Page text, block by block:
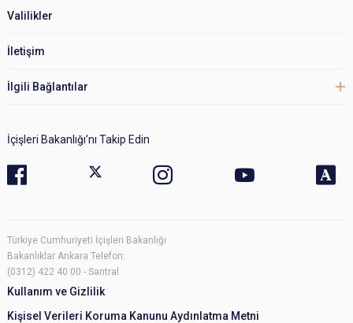
Valilikler
İletişim
İlgili Bağlantılar
İçişleri Bakanlığı’nı Takip Edin
Türkiye Cumhuriyeti İçişleri Bakanlığı
Bakanlıklar Ankara Telefon:
(0312) 422 40 00 - Santral
Kullanım ve Gizlilik
Kişisel Verileri Koruma Kanunu Aydınlatma Metni